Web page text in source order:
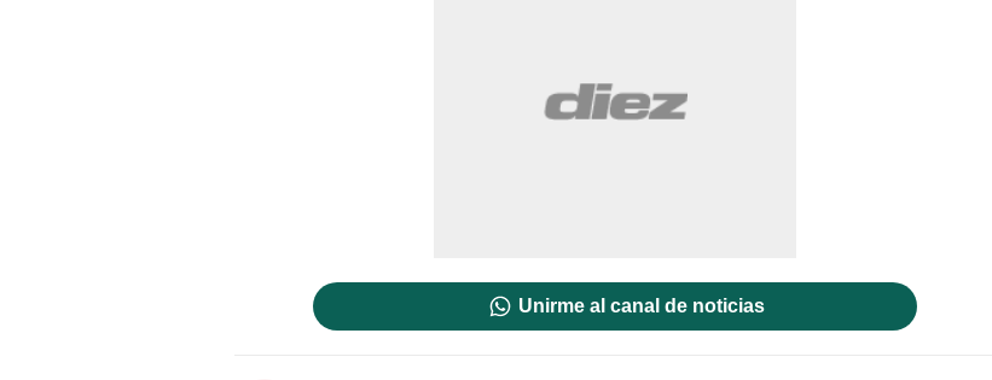
Unirme al canal de noticias